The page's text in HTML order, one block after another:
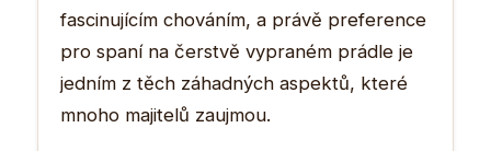
fascinujícím chováním, a právě preference
pro spaní na čerstvě vypraném prádle je
jedním z těch záhadných aspektů, které
mnoho majitelů zaujmou.